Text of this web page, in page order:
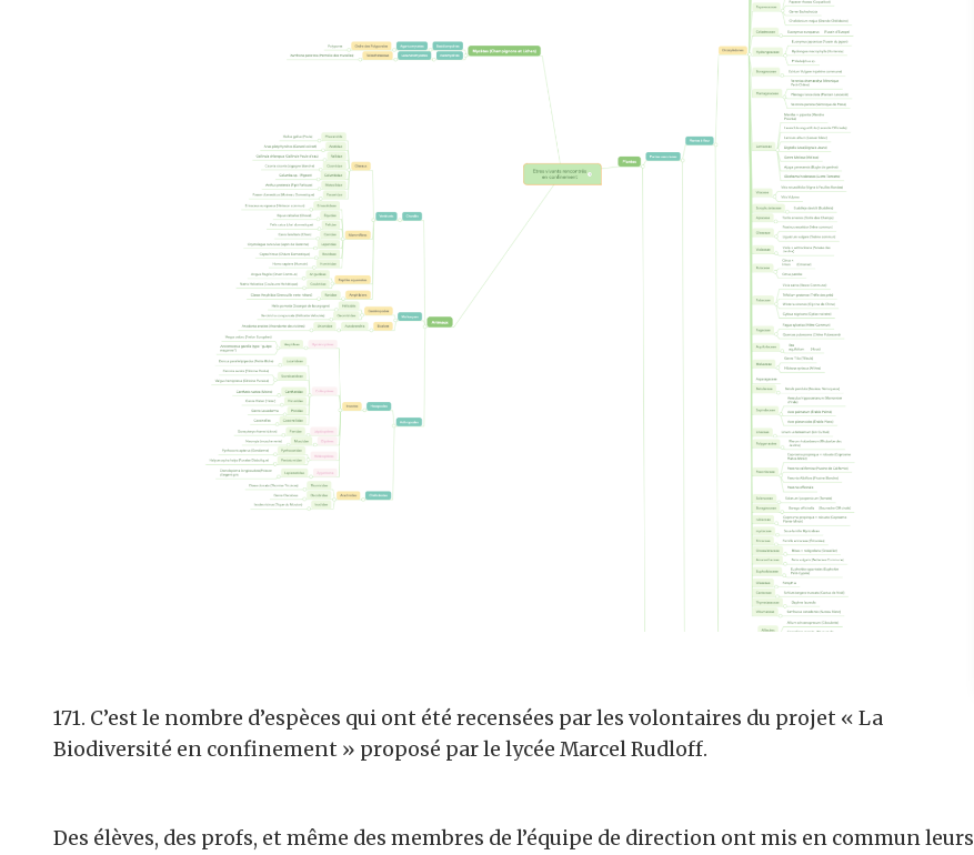
171. C’est le nombre d’espèces qui ont été recensées par les volontaires du projet « La
Biodiversité en confinement » proposé par le lycée Marcel Rudloff.
Des élèves, des profs, et même des membres de l’équipe de direction ont mis en commun leurs